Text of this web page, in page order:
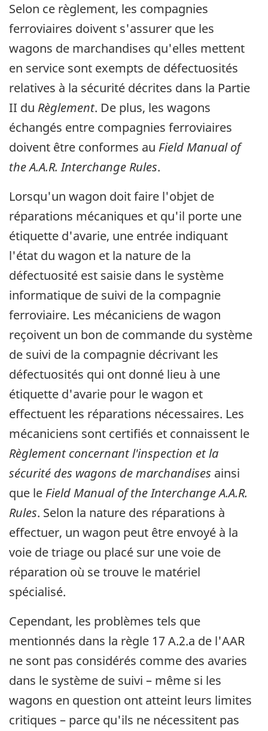
Selon ce règlement, les compagnies
ferroviaires doivent s'assurer que les
wagons de marchandises qu'elles mettent
en service sont exempts de défectuosités
relatives à la sécurité décrites dans la Partie
II du Règlement. De plus, les wagons
échangés entre compagnies ferroviaires
doivent être conformes au Field Manual of
the A.A.R. Interchange Rules.
Lorsqu'un wagon doit faire l'objet de
réparations mécaniques et qu'il porte une
étiquette d'avarie, une entrée indiquant
l'état du wagon et la nature de la
défectuosité est saisie dans le système
informatique de suivi de la compagnie
ferroviaire. Les mécaniciens de wagon
reçoivent un bon de commande du système
de suivi de la compagnie décrivant les
défectuosités qui ont donné lieu à une
étiquette d'avarie pour le wagon et
effectuent les réparations nécessaires. Les
mécaniciens sont certifiés et connaissent le
Règlement concernant l'inspection et la
sécurité des wagons de marchandises ainsi
que le Field Manual of the Interchange A.A.R.
Rules. Selon la nature des réparations à
effectuer, un wagon peut être envoyé à la
voie de triage ou placé sur une voie de
réparation où se trouve le matériel
spécialisé.
Cependant, les problèmes tels que
mentionnés dans la règle 17 A.2.a de l'AAR
ne sont pas considérés comme des avaries
dans le système de suivi – même si les
wagons en question ont atteint leurs limites
critiques – parce qu'ils ne nécessitent pas